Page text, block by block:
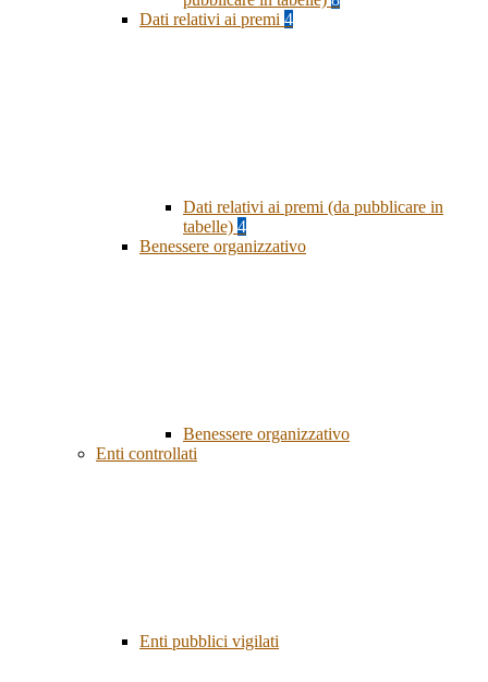
Dati relativi ai premi 4
Dati relativi ai premi (da pubblicare in
tabelle) 4
Benessere organizzativo
Benessere organizzativo
Enti controllati
Enti pubblici vigilati